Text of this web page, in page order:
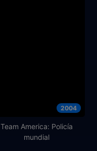
2004
Team America: Policía
mundial